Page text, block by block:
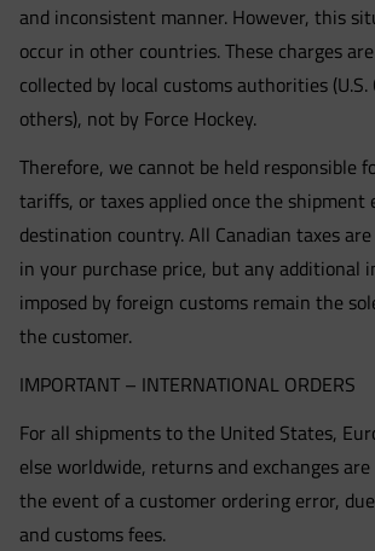
and inconsistent manner. However, this
occur in other countries. These charges
collected by local customs authorities (U.S.
others), not by Force Hockey.
Therefore, we cannot be held responsible
tariffs, or taxes applied once the shipment
destination country. All Canadian taxes
in your purchase price, but any additional
imposed by foreign customs remain the
the customer.
IMPORTANT – INTERNATIONAL ORDERS
For all shipments to the United States,
else worldwide, returns and exchanges
the event of a customer ordering error,
and customs fees.